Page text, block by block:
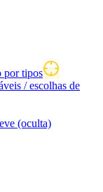
por tipos
/ escolhas de
(oculta)